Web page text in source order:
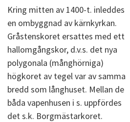
Kring mitten av 1400-t. inleddes
en ombyggnad av kärnkyrkan.
Gråstenskoret ersattes med ett
hallomgångskor, d.v.s. det nya
polygonala (månghörniga)
högkoret av tegel var av samma
bredd som långhuset. Mellan de
båda vapenhusen i s. uppfördes
det s.k. Borgmästarkoret.